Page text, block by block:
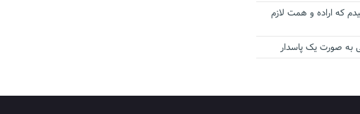
که اراده و همت لازم
به صورت یک پاسدار